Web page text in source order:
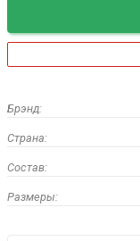
Брэнд:
Страна:
Состав:
Размеры: